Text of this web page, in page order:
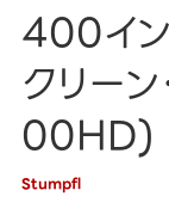
400イン
クリー
00HD)
Stumpfl